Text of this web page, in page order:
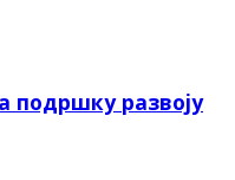
подршку развоју